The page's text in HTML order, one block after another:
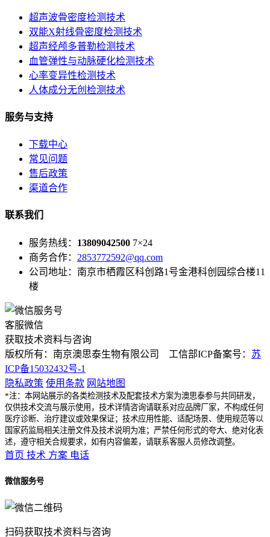
超声波骨密度检测技术
双能X射线骨密度检测技术
超声经颅多普勒检测技术
血管弹性与动脉硬化检测技术
心率变异性检测技术
人体成分无创检测技术
服务与支持
下载中心
常见问题
售后政策
渠道合作
联系我们
服务热线： 13809042500 7×24
商务合作： 2853772592@qq.com
公司地址：南京市栖霞区科创路1号金港科创园综合楼11
楼
客服微信
获取技术资料与咨询
版权所有：南京澳思泰生物有限公司 工信部ICP备案号： 苏
ICP备15032432号-1
隐私政策 使用条款 网站地图
*注：本网站展示的各类检测技术及配套技术方案为澳思泰参与共同研发，
仅供技术交流与展示使用，技术详情咨询请联系对应品牌厂家，不构成任何
医疗诊断、治疗建议或效果保证；技术应用性能、适配场景、使用规范等以
国家药监局相关注册文件及技术说明为准；严禁任何形式的夸大、绝对化表
述，遵守相关合规要求，如有内容偏差，请联系客服人员修改调整。
首页 技术 方案 电话
微信服务号
扫码获取技术资料与咨询